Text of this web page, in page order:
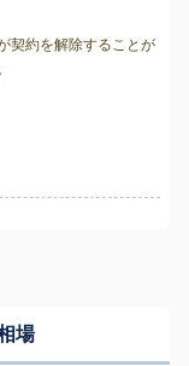
契約を解除することが
場